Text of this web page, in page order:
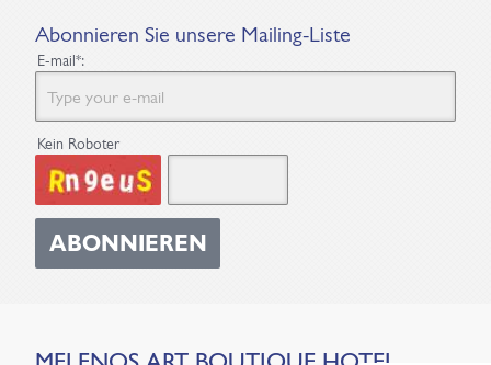
Abonnieren Sie unsere Mailing-Liste
E-mail*:
Kein Roboter
ABONNIEREN